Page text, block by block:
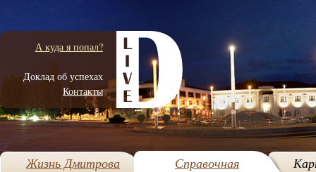
А куда я попал?
Доклад об успехах
Контакты
Жизнь Дмитрова Справочная